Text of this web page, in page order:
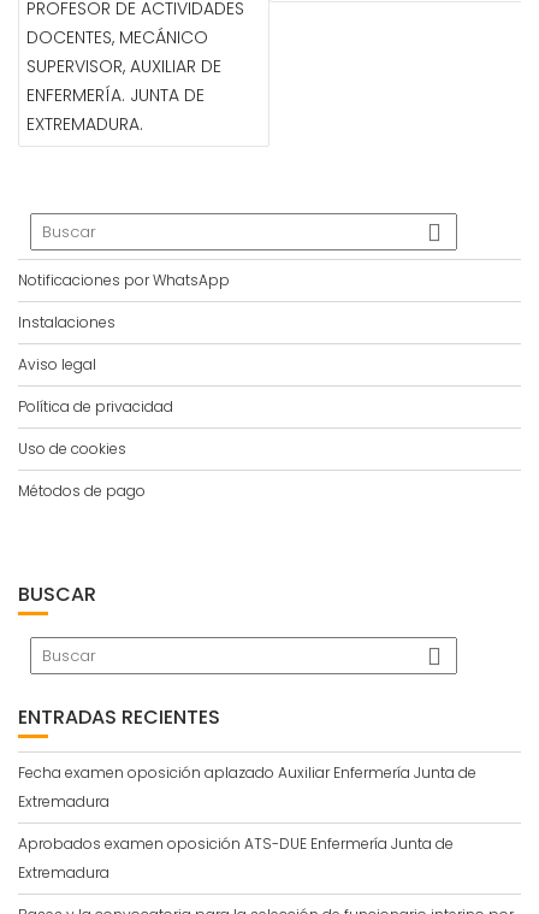
PROFESOR DE ACTIVIDADES
DOCENTES, MECÁNICO
SUPERVISOR, AUXILIAR DE
ENFERMERÍA. JUNTA DE
EXTREMADURA.
Notificaciones por WhatsApp
Instalaciones
Aviso legal
Política de privacidad
Uso de cookies
Métodos de pago
BUSCAR
ENTRADAS RECIENTES
Fecha examen oposición aplazado Auxiliar Enfermería Junta de
Extremadura
Aprobados examen oposición ATS-DUE Enfermería Junta de
Extremadura